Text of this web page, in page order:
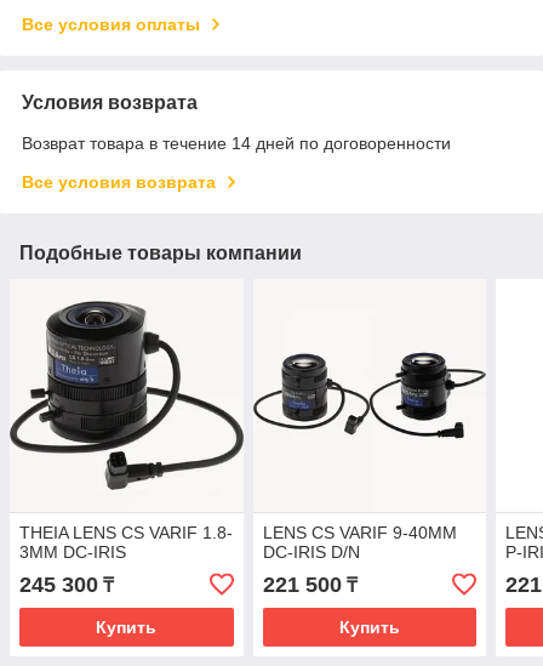
Все условия оплаты
Условия возврата
Возврат товара в течение 14 дней по договоренности
Все условия возврата
Подобные товары компании
THEIA LENS CS VARIF 1.8-
3MM DC-IRIS
245 300 ₸
Купить
LENS CS VARIF 9-40MM
DC-IRIS D/N
221 500₸
Купить
P-